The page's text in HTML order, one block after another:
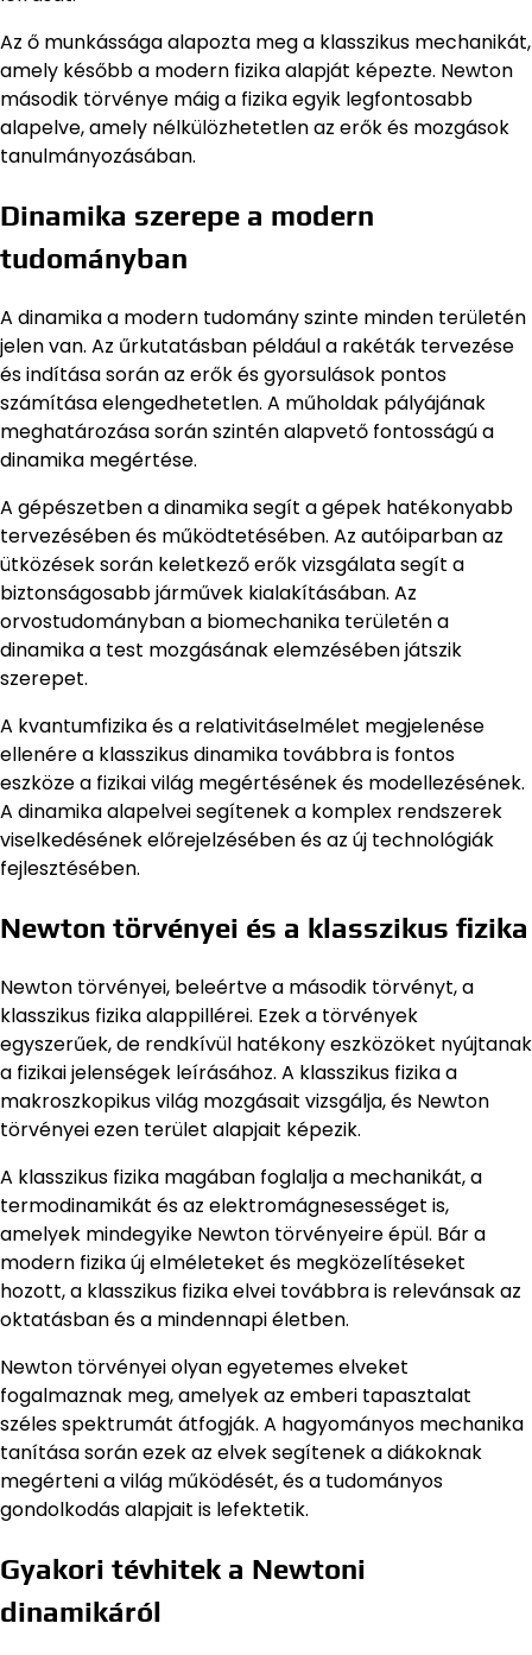
Az ő munkássága alapozta meg a klasszikus mechanikát,
amely később a modern fizika alapját képezte. Newton
második törvénye máig a fizika egyik legfontosabb
alapelve, amely nélkülözhetetlen az erők és mozgások
tanulmányozásában.
Dinamika szerepe a modern
tudományban
A dinamika a modern tudomány szinte minden területén
jelen van. Az űrkutatásban például a rakéták tervezése
és indítása során az erők és gyorsulások pontos
számítása elengedhetetlen. A műholdak pályájának
meghatározása során szintén alapvető fontosságú a
dinamika megértése.
A gépészetben a dinamika segít a gépek hatékonyabb
tervezésében és működtetésében. Az autóiparban az
ütközések során keletkező erők vizsgálata segít a
biztonságosabb járművek kialakításában. Az
orvostudományban a biomechanika területén a
dinamika a test mozgásának elemzésében játszik
szerepet.
A kvantumfizika és a relativitáselmélet megjelenése
ellenére a klasszikus dinamika továbbra is fontos
eszköze a fizikai világ megértésének és modellezésének.
A dinamika alapelvei segítenek a komplex rendszerek
viselkedésének előrejelzésében és az új technológiák
fejlesztésében.
Newton törvényei és a klasszikus fizika
Newton törvényei, beleértve a második törvényt, a
klasszikus fizika alappillérei. Ezek a törvények
egyszerűek, de rendkívül hatékony eszközöket nyújtanak
a fizikai jelenségek leírásához. A klasszikus fizika a
makroszkopikus világ mozgásait vizsgálja, és Newton
törvényei ezen terület alapjait képezik.
A klasszikus fizika magában foglalja a mechanikát, a
termodinamikát és az elektromágnesességet is,
amelyek mindegyike Newton törvényeire épül. Bár a
modern fizika új elméleteket és megközelítéseket
hozott, a klasszikus fizika elvei továbbra is relevánsak az
oktatásban és a mindennapi életben.
Newton törvényei olyan egyetemes elveket
fogalmaznak meg, amelyek az emberi tapasztalat
széles spektrumát átfogják. A hagyományos mechanika
tanítása során ezek az elvek segítenek a diákoknak
megérteni a világ működését, és a tudományos
gondolkodás alapjait is lefektetik.
Gyakori tévhitek a Newtoni
dinamikáról